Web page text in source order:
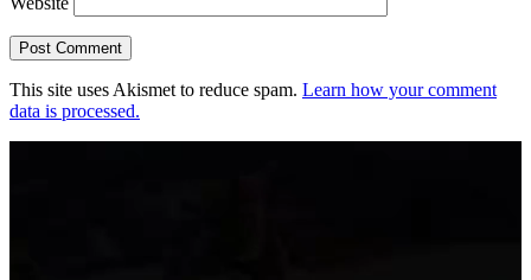
This site uses Akismet to reduce spam. Learn how your comment
data is processed.